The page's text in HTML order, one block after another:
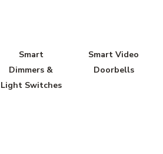
Smart
Dimmers &
Light Switches
Smart Video
Doorbells